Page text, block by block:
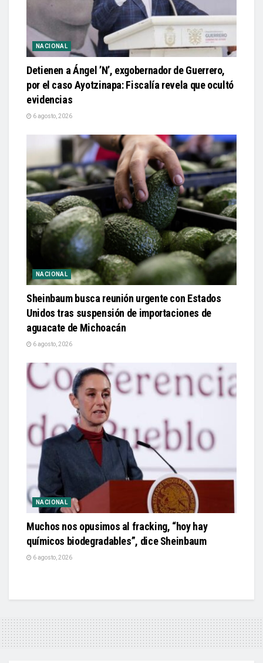
NACIONAL
Detienen a Ángel ’N’, exgobernador de Guerrero,
por el caso Ayotzinapa: Fiscalía revela que ocultó
evidencias
6 agosto, 2026
NACIONAL
Sheinbaum busca reunión urgente con Estados
Unidos tras suspensión de importaciones de
aguacate de Michoacán
6 agosto, 2026
NACIONAL
Muchos nos opusimos al fracking, “hoy hay
químicos biodegradables”, dice Sheinbaum
6 agosto, 2026